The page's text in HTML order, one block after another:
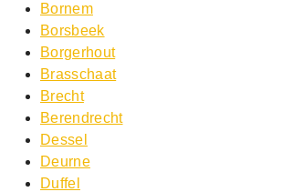
Bornem
Borsbeek
Borgerhout
Brasschaat
Brecht
Berendrecht
Dessel
Deurne
Duffel